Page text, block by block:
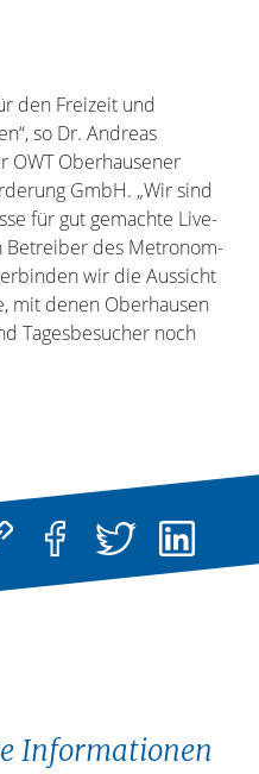
den Freizeit und
so Dr. Andreas
OWT Oberhausener
GmbH. „Wir sind
für gut gemachte Live-
des Metronom-
wir die Aussicht
mit denen Oberhausen
Tagesbesucher noch
Informationen